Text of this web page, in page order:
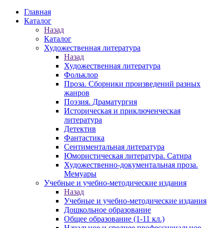
Главная
Каталог
Назад
Каталог
Художественная литература
Назад
Художественная литература
Фольклор
Проза. Сборники произведений разных
жанров
Поэзия. Драматургия
Историческая и приключенческая
литература
Детектив
Фантастика
Сентиментальная литература
Юмористическая литература. Сатира
Художественно-документальная проза.
Мемуары
Учебные и учебно-методические издания
Назад
Учебные и учебно-методические издания
Дошкольное образование
Общее образование (1-11 кл.)